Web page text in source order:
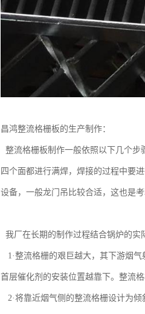
昌鸿整流格栅板的生产制作：
整流格栅板制作一般依照以下几个步
四个面都进行满焊，焊接的过程中要
设备，一般龙门吊比较合适，这也是
我厂在长期的制作过程结合锅炉的实
1·整流格栅的艰巨越大，其下游烟
首层催化剂的安装位置越靠下。整流
2·将靠近烟气侧的整流格栅设计为